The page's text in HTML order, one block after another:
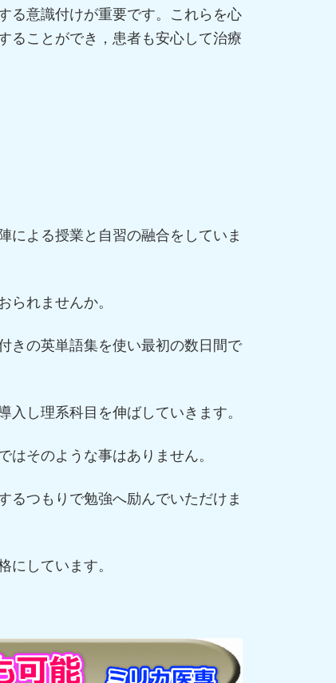
る意識付けが重要です。これらを心
ることができ，患者も安心して治療
による授業と自習の融合をしていま
れませんか。
きの英単語集を使い最初の数日間で
し理系科目を伸ばしていきます。
そのような事はありません。
るつもりで勉強へ励んでいただけま
しています。